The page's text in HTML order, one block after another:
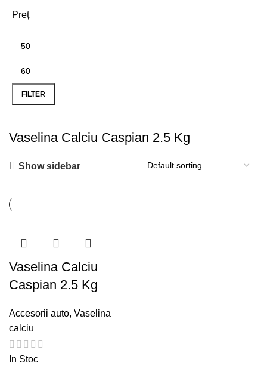
Preț
Min
price
Max
price
FILTER
Vaselina Calciu Caspian 2.5 Kg
Show sidebar
Vaselina Calciu
Caspian 2.5 Kg
Accesorii auto, Vaselina
calciu
In Stoc